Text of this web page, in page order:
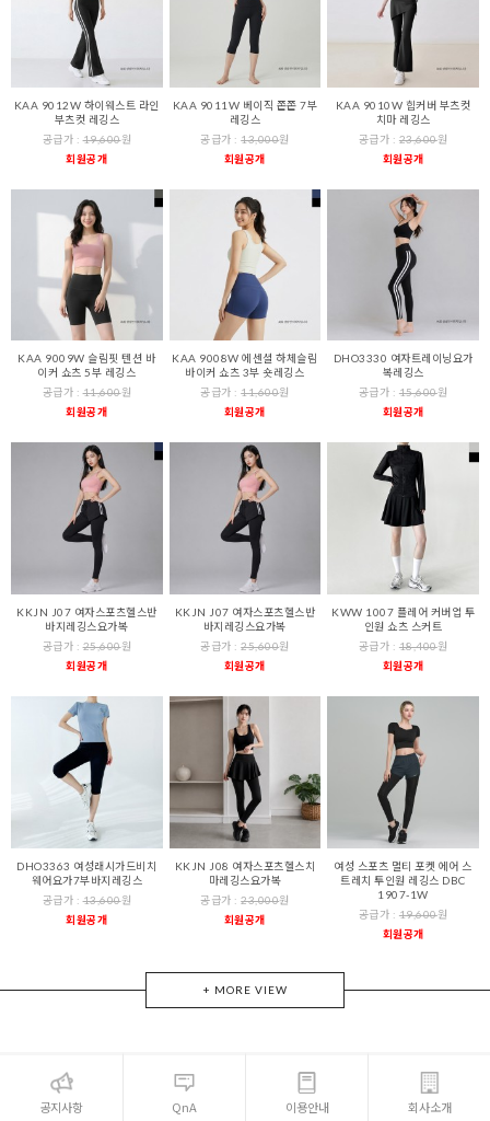
KAA 9012W 하이웨스트 라인
부츠컷 레깅스
공급가 :19,600원
회원공개
KAA 9011W 베이직 쫀쫀 7부
레깅스
공급가 :13,000원
회원공개
KAA 9010W 힙커버 부츠컷
치마 레깅스
공급가 : 23,600원
회원공개
KAA 9009W 슬림핏 텐션 바
이커 쇼츠 5부 레깅스
공급가 :11,600원
회원공개
KAA 9008W 에센셜 하체슬림
바이커 쇼츠 3부 숏레깅스
공급가 :11,600원
회원공개
DHO3330 여자트레이닝요가
복레깅스
공급가 : 15,600원
회원공개
KKJN J07 여자스포츠헬스반
바지레깅스요가복
공급가 :25,600원
회원공개
KKJN J07 여자스포츠헬스반
바지레깅스요가복
공급가 :25,600원
회원공개
KWW 1007 플레어 커버업 투
인원 쇼츠 스커트
공급가 : 18,400원
회원공개
DHO3363 여성래시가드비치
웨어요가7부바지레깅스
공급가 :13,600원
회원공개
KKJN J08 여자스포츠헬스치
마레깅스요가복
공급가 :23,000원
회원공개
여성 스포츠 멀티 포켓 에어 스
트레치 투인원 레깅스 DBC
1907-1W
공급가 : 19,600원
회원공개
+ MORE VIEW
공지사항 QnA 이용안내 회사소개